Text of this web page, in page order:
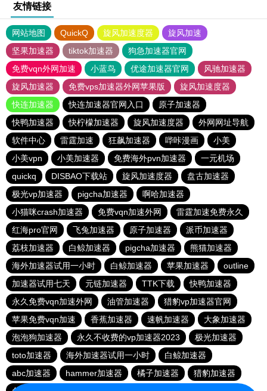
友情链接
网站地图 QuickQ 旋风加速度器
旋风加速
坚果加速器
tiktok加速器
狗急加速器官网
免费vqn外网加速
小蓝鸟 优途加速器官网
风驰加速器
旋风加速器
免费vps加速器外网苹果版
旋风加速度器
快连加速器
快连加速器官网入口
原子加速器
快鸭加速器
快柠檬加速器 旋风加速度器
外网网址导航
软件中心
雷霆加速 狂飙加速器 哔咔漫画
小美
小美vpn
小美加速器 免费海外pvn加速器
一元机场
quickq
DISBAO下载站 旋风加速度器
盘古加速器
极光vp加速器
pigcha加速器
啊哈加速器
小猫咪crash加速器
免费vqn加速外网
雷霆加速免费永久
红海pro官网
飞兔加速器 原子加速器
派币加速器
荔枝加速器
白鲸加速器 pigcha加速器
熊猫加速器
海外加速器试用一小时
白鲸加速器 苹果加速器
outline
加速器试用七天
元链加速器 TTK下载
快鸭加速器
永久免费vqn加速外网
油管加速器
猎豹vp加速器官网
苹果免费vqn加速
香蕉加速器 速帆加速器
大象加速器
泡泡狗加速器
永久不收费的vp加速器2023
极光加速器
toto加速器
海外加速器试用一小时
白鲸加速器
abc加速器
hammer加速器 橘子加速器
猎豹加速器